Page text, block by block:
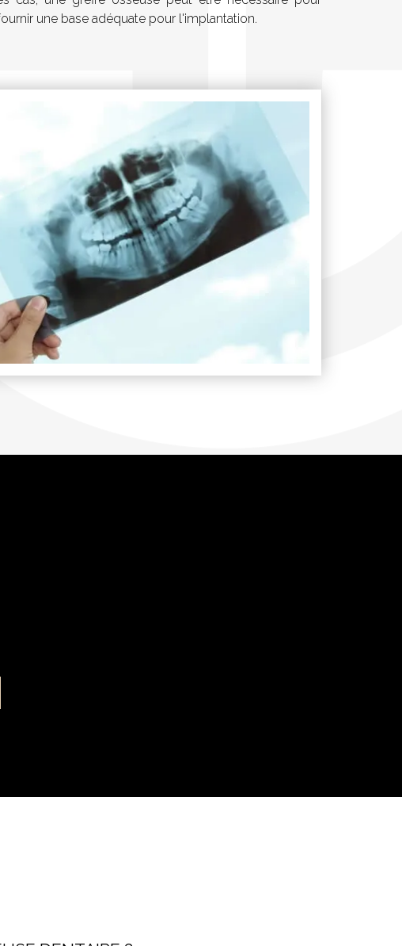
une base adéquate pour l'implantation.